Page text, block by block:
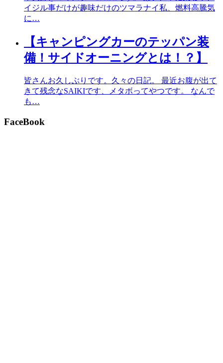
イジル事だけが趣味だけのツマラナイ私、燃料高騰気
に…
【キャンピングカーのテッパン装
備！サイドオーニングとは！？】
皆さんお久しぶりです。久々の日記。 最近お腹が出て
きて残念なSAIKIです、メタボってやつです。 なんで
も…
FaceBook